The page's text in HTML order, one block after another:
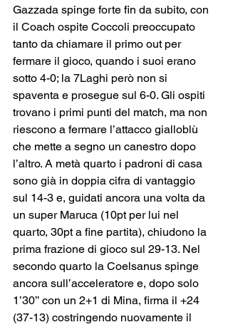
Gazzada spinge forte fin da subito, con
il Coach ospite Coccoli preoccupato
tanto da chiamare il primo out per
fermare il gioco, quando i suoi erano
sotto 4-0; la 7Laghi però non si
spaventa e prosegue sul 6-0. Gli ospiti
trovano i primi punti del match, ma non
riescono a fermare l’attacco gialloblù
che mette a segno un canestro dopo
l’altro. A metà quarto i padroni di casa
sono già in doppia cifra di vantaggio
sul 14-3 e, guidati ancora una volta da
un super Maruca (10pt per lui nel
quarto, 30pt a fine partita), chiudono la
prima frazione di gioco sul 29-13. Nel
secondo quarto la Coelsanus spinge
ancora sull’acceleratore e, dopo solo
1’30’’ con un 2+1 di Mina, firma il +24
(37-13) costringendo nuovamente il